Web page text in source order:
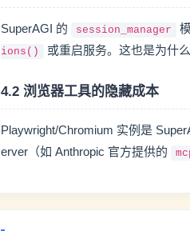
SuperAGI 的 session_manager
ions() 或重启服务。这也是为什
4.2 浏览器工具的隐藏成本
Playwright/Chromium 实例是
erver（如 Anthropic 官方提供的